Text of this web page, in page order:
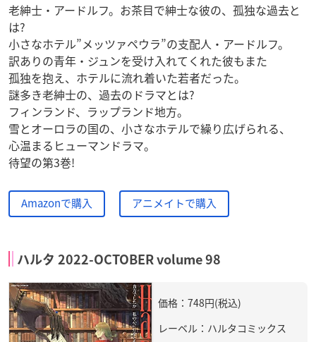
老紳士・アードルフ。お茶目で紳士な彼の、孤独な過去と
は?
小さなホテル”メッツァペウラ”の支配人・アードルフ。
訳ありの青年・ジュンを受け入れてくれた彼もまた
孤独を抱え、ホテルに流れ着いた若者だった。
謎多き老紳士の、過去のドラマとは?
フィンランド、ラップランド地方。
雪とオーロラの国の、小さなホテルで繰り広げられる、
心温まるヒューマンドラマ。
待望の第3巻!
Amazonで購入 アニメイトで購入
ハルタ 2022-OCTOBER volume 98
価格：748円(税込)
レーベル：ハルタコミックス